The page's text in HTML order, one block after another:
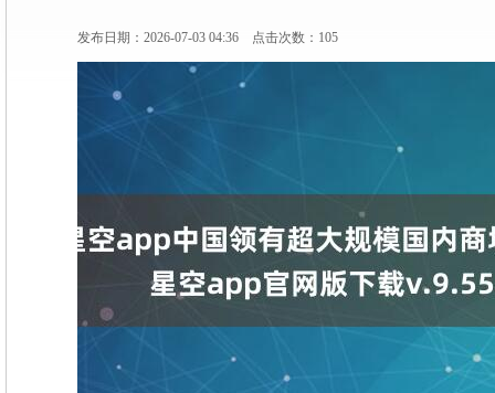
发布日期：2026-07-03 04:36 点击次数：105